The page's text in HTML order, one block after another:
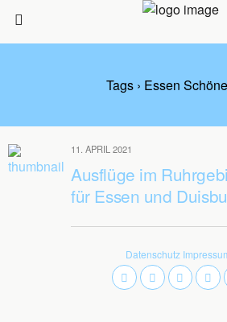
Tags › Essen
11. APRIL 2021
Ausflüge im
für Essen und
Datenschutz